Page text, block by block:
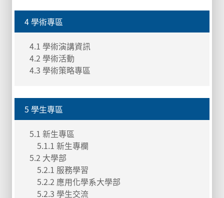
4 學術專區
4.1 學術演講資訊
4.2 學術活動
4.3 學術策略專區
5 學生專區
5.1 新生專區
5.1.1 新生專欄
5.2 大學部
5.2.1 服務學習
5.2.2 應用化學系大學部
5.2.3 學生交流